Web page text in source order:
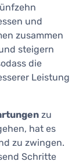
und
zusammen
steigern
die
Leistung
zu
hat es
zu zwingen.
Schritte